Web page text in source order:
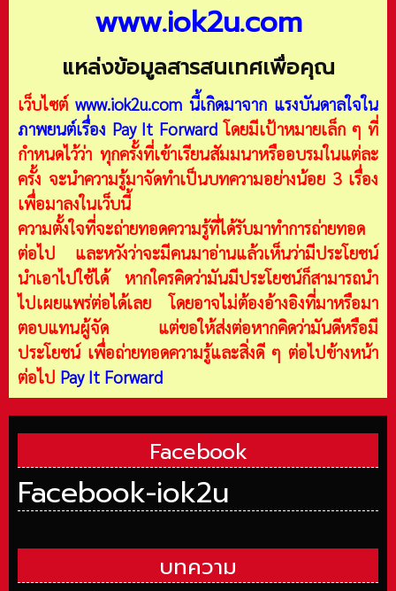
www.iok2u.com
แหล่งข้อมูลสารสนเทศเพื่อคุณ
เว็บไซต์ www.iok2u.com นี้เกิดมาจาก แรงบันดาลใจใน
ภาพยนต์เรื่อง Pay It Forward โดยมีเป้าหมายเล็ก ๆ ที่
กำหนดไว้ว่า ทุกครั้งที่เข้าเรียนสัมมนาหรืออบรมในแต่ละ
ครั้ง จะนำความรู้มาจัดทำเป็นบทความอย่างน้อย 3 เรื่อง
เพื่อมาลงในเว็บนี้
ความตั้งใจที่จะถ่ายทอดความรู้ที่ได้รับมาทำการถ่ายทอด
ต่อไป และหวังว่าจะมีคนมาอ่านแล้วเห็นว่ามีประโยชน์
นำเอาไปใช้ได้ หากใครคิดว่ามันมีประโยชน์ก็สามารถนำ
ไปเผยแพร่ต่อได้เลย โดยอาจไม่ต้องอ้างอิงที่มาหรือมา
ตอบแทนผู้จัด แต่ขอให้ส่งต่อหากคิดว่ามันดีหรือมี
ประโยชน์ เพื่อถ่ายทอดความรู้และสิ่งดี ๆ ต่อไปข้างหน้า
ต่อไป Pay It Forward
Facebook
Facebook-iok2u
บทความ